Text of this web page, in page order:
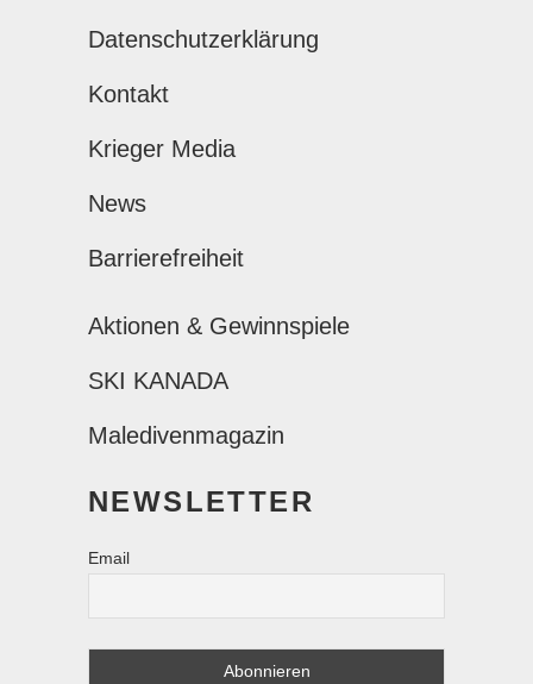
Datenschutzerklärung
Kontakt
Krieger Media
News
Barrierefreiheit
Aktionen & Gewinnspiele
SKI KANADA
Maledivenmagazin
NEWSLETTER
Email